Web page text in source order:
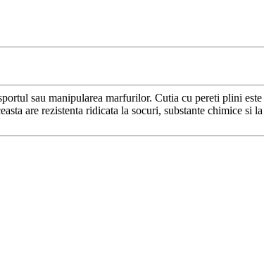
sau manipularea marfurilor. Cutia cu pereti plini
are rezistenta ridicata la socuri, substante chimice si